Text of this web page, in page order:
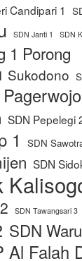
Candipari 1
SDN Janti 1 SDN
1 Porong
Sukodono
SDN Pepelegi
1 SDN
SDN
SDN Tawangsari 3
SDN
Al Falah